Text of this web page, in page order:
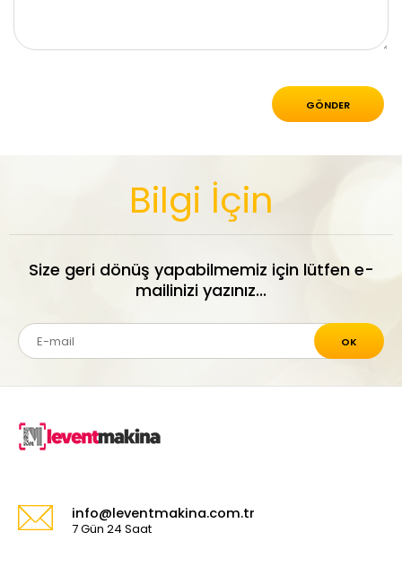
Bilgi İçin
Size geri dönüş yapabilmemiz için lütfen e-
mailinizi yazınız...
OK
info@leventmakina.com.tr
7 Gün 24 Saat